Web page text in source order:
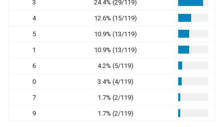
3 24.4% (29/119)
4 12.6% (15/119)
5 10.9% (13/119)
1 10.9% (13/119)
6 4.2% (5/119)
0 3.4% (4/119)
7 1.7% (2/119)
9 1.7% (2/119)